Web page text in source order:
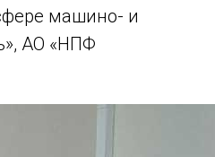
машино- и
АО «НПФ